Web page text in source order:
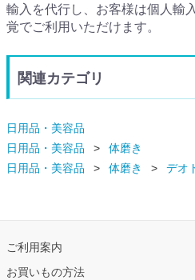
輸入を代行し、お客様は個人輸
覚でご利用いただけます。
関連カテゴリ
日用品・美容品
日用品・美容品
体磨き
日用品・美容品
体磨き デオ
ご利用案内
お買いもの方法